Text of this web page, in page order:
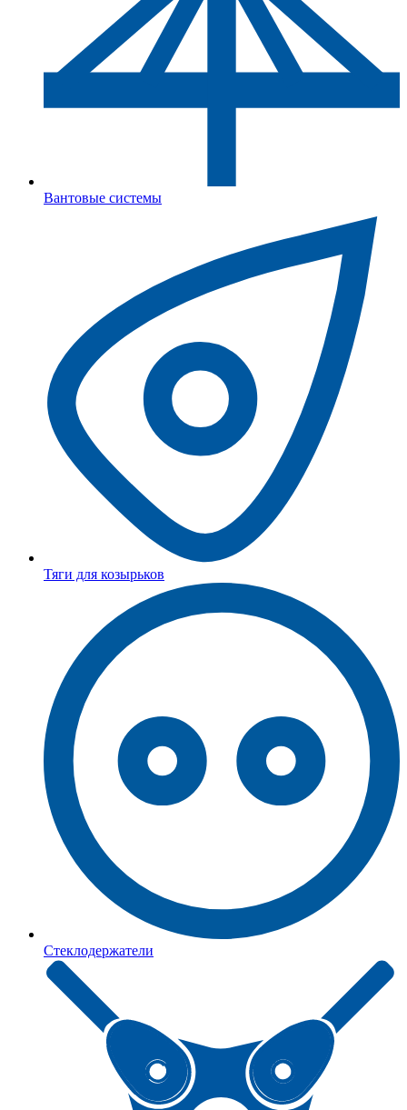
Вантовые системы
Тяги для козырьков
Стеклодержатели